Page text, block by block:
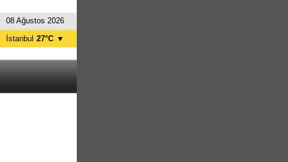
08 Ağustos 2026
İstanbul 27°C ▼